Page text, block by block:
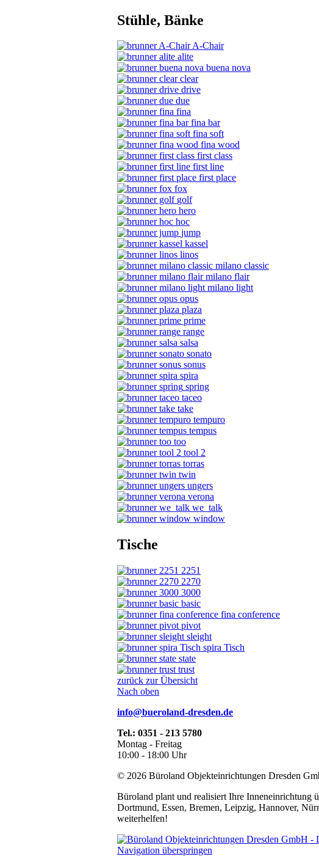
Stühle, Bänke
A-Chair
alite
buena nova
clear
drive
due
fina
fina bar
fina soft
fina wood
first class
first line
first place
fox
golf
hero
hoc
jump
kassel
linos
milano classic
milano flair
milano light
opus
plaza
prime
range
salsa
sonato
sonus
spira
spring
taceo
take
tempuro
tempus
too
tool 2
torras
twin
ungers
verona
we_talk
window
Tische
2251
2270
3000
basic
fina conference
pivot
sleight
spira Tisch
state
trust
zurück zur Übersicht
Nach oben
info@bueroland-dresden.de
Tel.: 0351 - 213 5780
Montag - Freitag
10:00 - 18:00 Uhr
© 2026 Büroland Objekteinrichtungen Dresden
Büroland plant und realisiert Ihre
Dortmund, Essen, Bremen, Leipzig, Hannover,
weiterhelfen!
Navigation überspringen